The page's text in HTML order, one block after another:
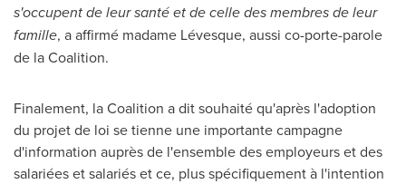
s'occupent de leur santé et de celle des membres de leur
famille, a affirmé madame Lévesque, aussi co-porte-parole
de la Coalition.
Finalement, la Coalition a dit souhaité qu'après l'adoption
du projet de loi se tienne une importante campagne
d'information auprès de l'ensemble des employeurs et des
salariées et salariés et ce, plus spécifiquement à l'intention